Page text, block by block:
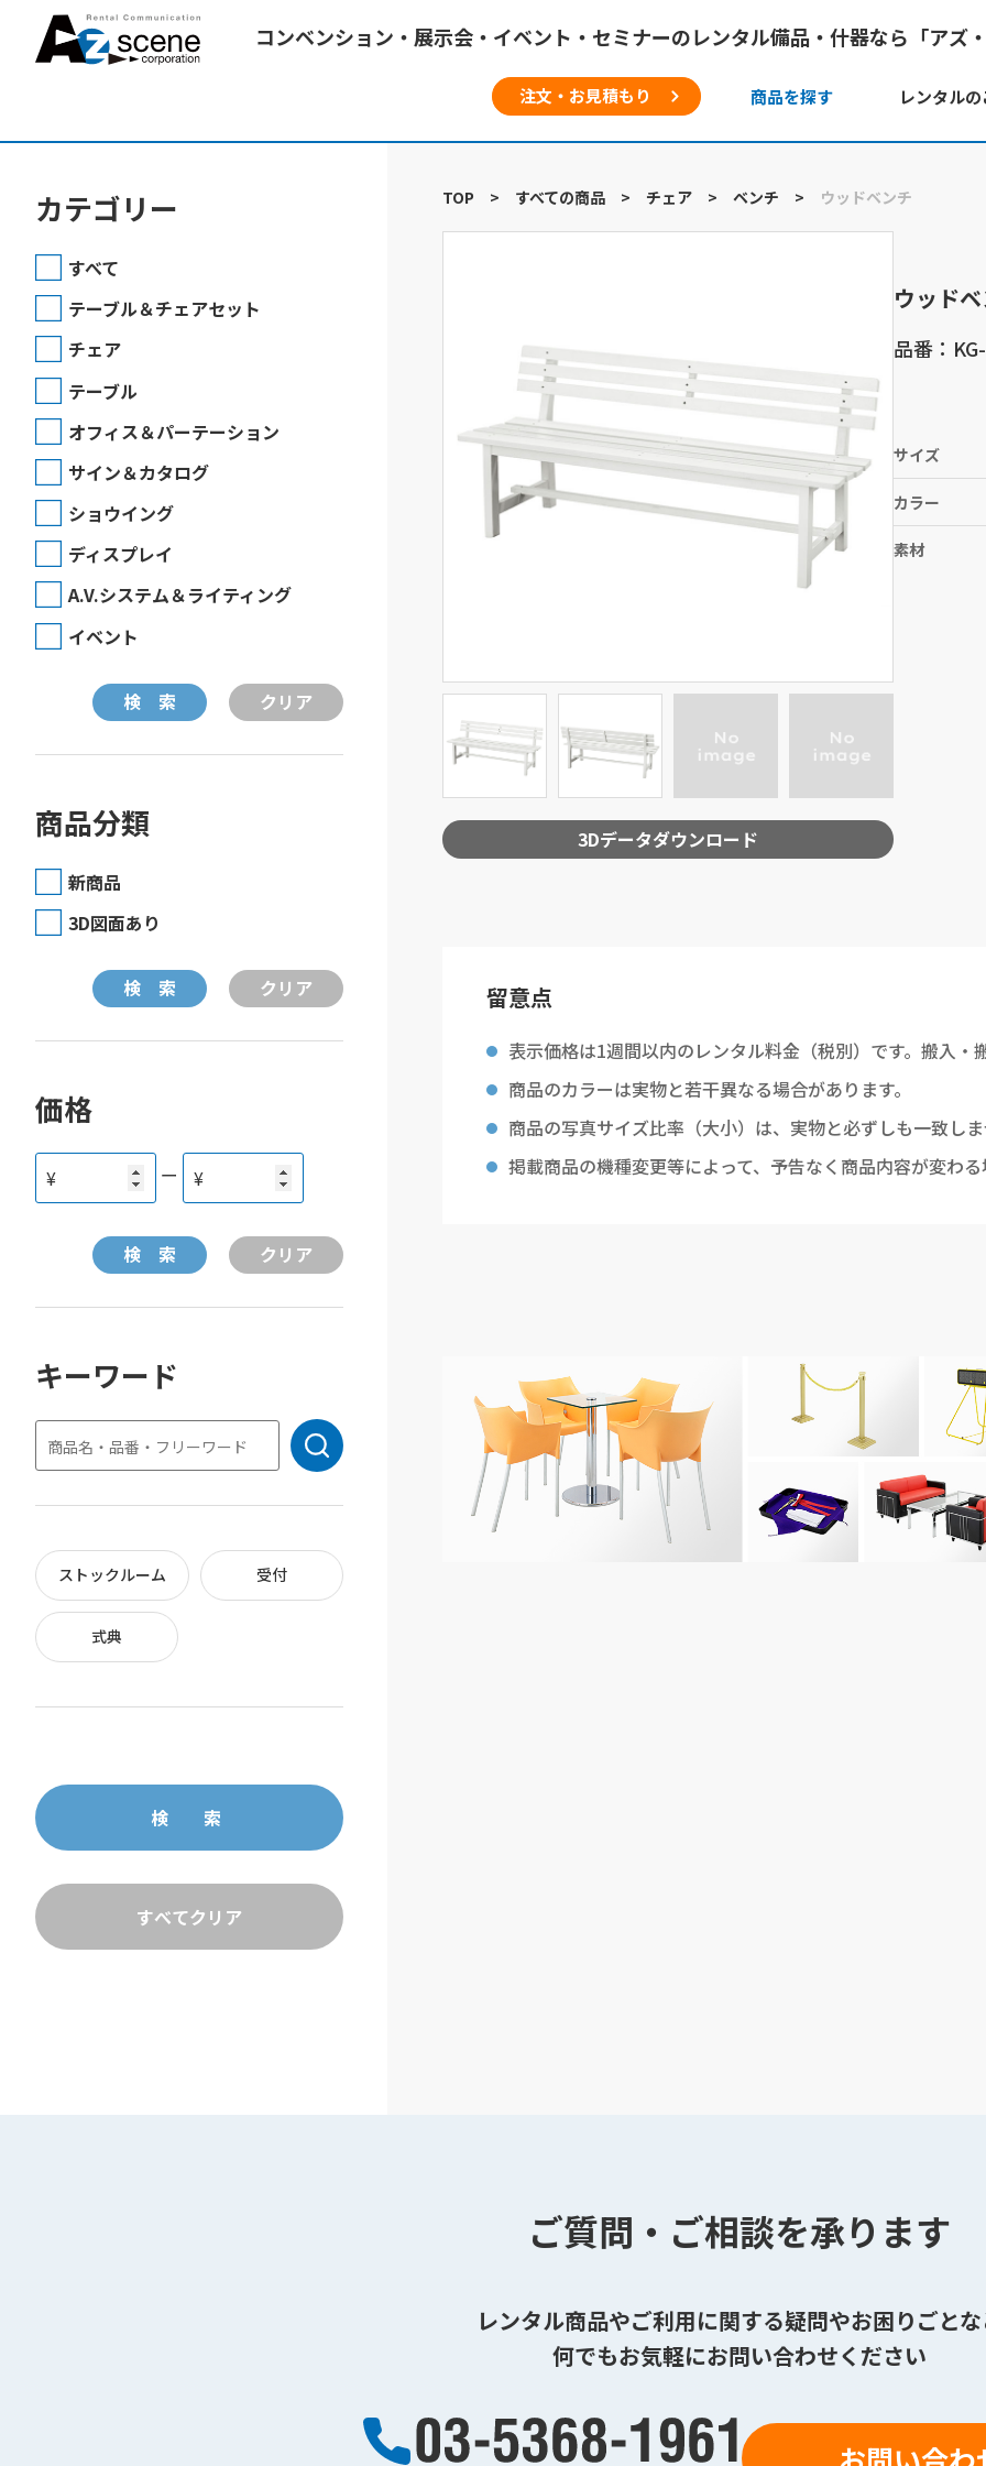
コンベンション・展示会・イベント・セミナーのレンタル備品・什器なら「アズ
注文・お見積もり 商品を探す レンタル
カテゴリー
すべて
テーブル＆チェアセット
チェア
テーブル
オフィス＆パーテーション
サイン＆カタログ
ショウイング
ディスプレイ
A.V.システム＆ライティング
イベント
商品分類
新商品
3D図面あり
価格
¥ ー ¥
キーワード
ストックルーム 受付
式典
TOP > すべての商品 > チェア > ベンチ > ウッドベンチ
3Dデータダウンロード
ウッド
品番：
サイズ
カラー
素材
留意点
表示価格は1週間以内のレンタル料金（税別）です。搬入・
商品のカラーは実物と若干異なる場合があります。
商品の写真サイズ比率（大小）は、実物と必ずしも一致し
掲載商品の機種変更等によって、予告なく商品内容が変わ
ご質問・ご相談を承ります
レンタル商品やご利用に関する疑問やお困りごと
何でもお気軽にお問い合わせください